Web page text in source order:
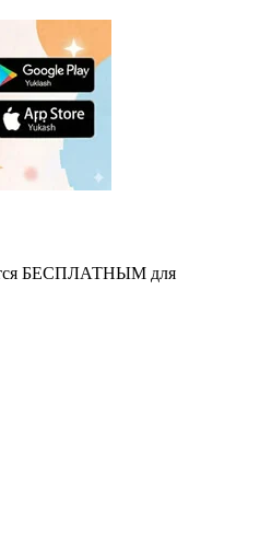
БЕСПЛАТНЫМ для